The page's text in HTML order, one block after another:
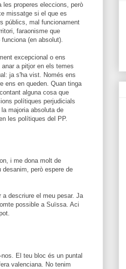
les properes eleccions, però
missatge si el que es
públics, mal funcionament
faraonisme que
(en absolut).
excepcional o ens
a pitjor en els temes
ja s'ha vist. Només ens
ens en queden. Quan tinga
alguna cosa que
polítiques perjudicials
majoria absoluta de
les polítiques del PP.
i me dona molt de
desanim, però espere de
descriure el meu pesar. Ja
possible a Suïssa. Aci
nos. El teu bloc és un puntal
valenciana. No tenim